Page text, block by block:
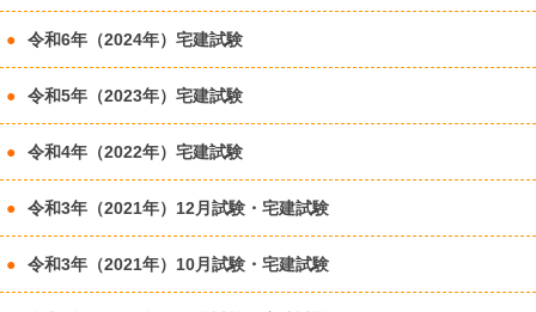
令和6年（2024年）宅建試験
令和5年（2023年）宅建試験
令和4年（2022年）宅建試験
令和3年（2021年）12月試験・宅建試験
令和3年（2021年）10月試験・宅建試験